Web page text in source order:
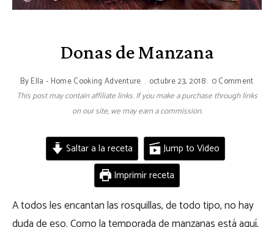
Donas de Manzana
ByElla - Home Cooking Adventure octubre 23, 2018 0 Comment
This post may contain affiliate links. If you make a purchase through links
on our site, we may earn a commission.
Saltar a la receta
Jump to Video
Imprimir receta
A todos les encantan las rosquillas, de todo tipo, no hay